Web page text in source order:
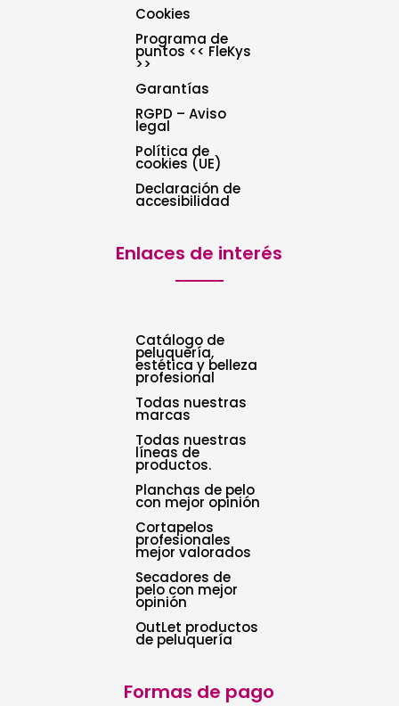
Cookies
Programa de
puntos << FleKys
>>
Garantías
RGPD – Aviso
legal
Política de
cookies (UE)
Declaración de
accesibilidad
Enlaces de interés
Catálogo de
peluquería,
estética y belleza
profesional
Todas nuestras
marcas
Todas nuestras
líneas de
productos.
Planchas de pelo
con mejor opinión
Cortapelos
profesionales
mejor valorados
Secadores de
pelo con mejor
opinión
OutLet productos
de peluquería
Formas de pago